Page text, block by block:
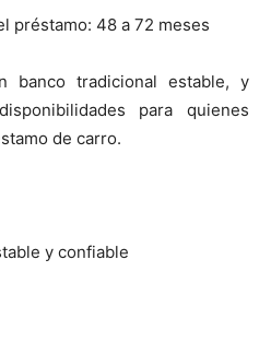
préstamo: 48 a 72 meses
banco tradicional estable, y
para quienes
de carro.
y confiable